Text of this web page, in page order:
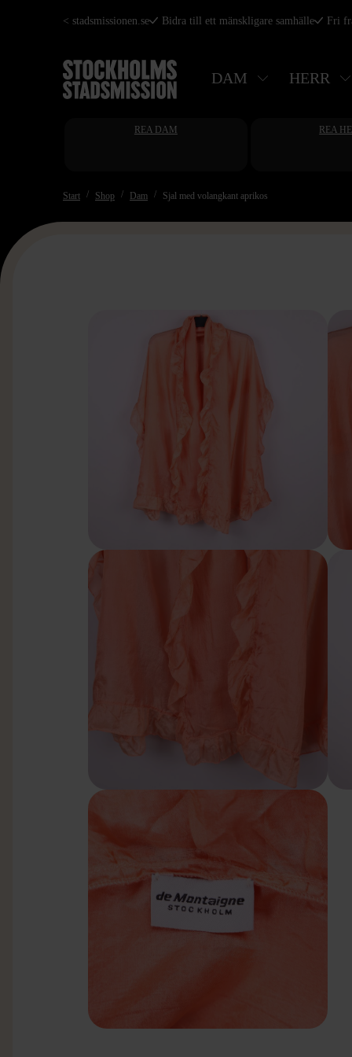
Hoppa
huvudinnehåll
< stadsmissionen.se Bidra till ett mänskligare samhälle Fri
DAM HERR
REA DAM REA
Start Shop Dam Sjal med volangkant aprikos